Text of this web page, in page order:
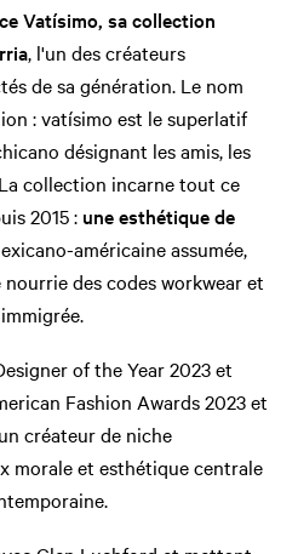
Vatísimo, sa collection
, l'un des créateurs
de sa génération. Le nom
: vatísimo est le superlatif
désignant les amis, les
collection incarne tout ce
2015 : une esthétique de
américaine assumée,
des codes workwear et
of the Year 2023 et
Fashion Awards 2023 et
créateur de niche
morale et esthétique centrale